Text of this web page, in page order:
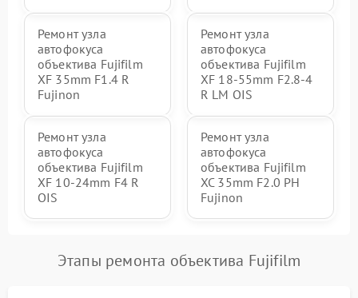
Ремонт узла
автофокуса
объектива Fujifilm
XF 35mm F1.4 R
Fujinon
Ремонт узла
автофокуса
объектива Fujifilm
XF 18-55mm F2.8-4
R LM OIS
Ремонт узла
автофокуса
объектива Fujifilm
XF 10-24mm F4 R
OIS
Ремонт узла
автофокуса
объектива Fujifilm
XC 35mm F2.0 PH
Fujinon
Этапы ремонта объектива Fujifilm